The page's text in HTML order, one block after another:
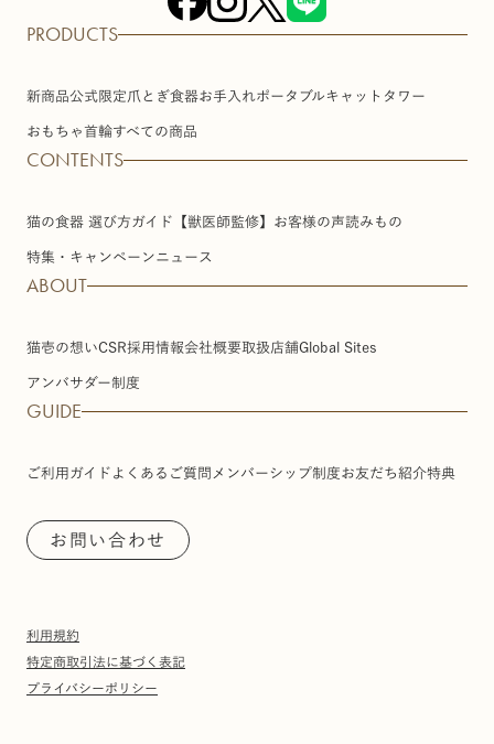
PRODUCTS
新商品公式限定爪とぎ食器お手入れポータブル キャットタワー
おもちゃ首輪すべての商品
CONTENTS
猫の食器 選び方ガイド【獣医師監修】 お客様の声読みもの
特集・キャンペーンニュース
ABOUT
猫壱の想いCSR採用情報会社概要取扱店舗Global Sites
アンバサダー制度
GUIDE
ご利用ガイド よくあるご質問 メンバーシップ制度お友だち紹介特典
お問い合わせ
利用規約
特定商取引法に基づく表記
プライバシーポリシー